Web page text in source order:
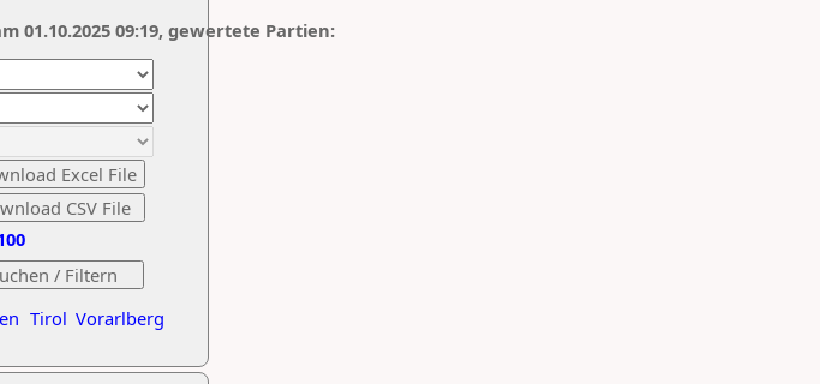
Tirol Vorarlberg
01.10.2025 09:19, gewertete Partien: